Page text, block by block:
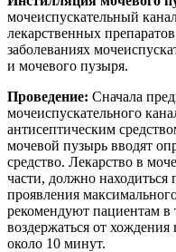
мочеиспускательный
лекарственных
заболеваниях
и мочевого пузыря.
Проведение: Сначала
мочеиспускательного
антисептическим
мочевой пузырь вводят
средство. Лекарство в
части, должно находиться
проявления
рекомендуют пациентам в
воздержаться от
около 10 минут.